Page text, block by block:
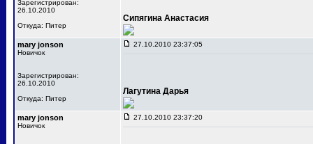
Зарегистрирован:
26.10.2010
Откуда: Питер
Сипягина Анастасия
mary jonson
Новичок
Зарегистрирован:
26.10.2010
Откуда: Питер
27.10.2010 23:37:05
Лагутина Дарья
mary jonson
Новичок
27.10.2010 23:37:20